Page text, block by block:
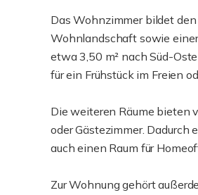
Das Wohnzimmer bildet
Wohnlandschaft sowie
etwa 3,50 m² nach Süd-
für ein Frühstück im Freien
Die weiteren Räume bieten
oder Gästezimmer.
auch einen Raum für
Zur Wohnung gehört